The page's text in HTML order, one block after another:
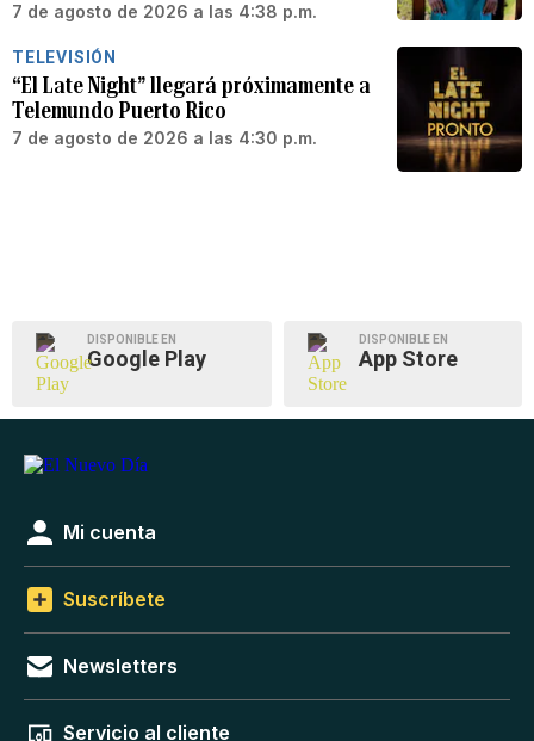
7 de agosto de 2026 a las 4:38 p.m.
TELEVISIÓN
“El Late Night” llegará próximamente a
Telemundo Puerto Rico
7 de agosto de 2026 a las 4:30 p.m.
DISPONIBLE EN
Google Play
DISPONIBLE EN
App Store
Mi cuenta
Suscríbete
Newsletters
Servicio al cliente